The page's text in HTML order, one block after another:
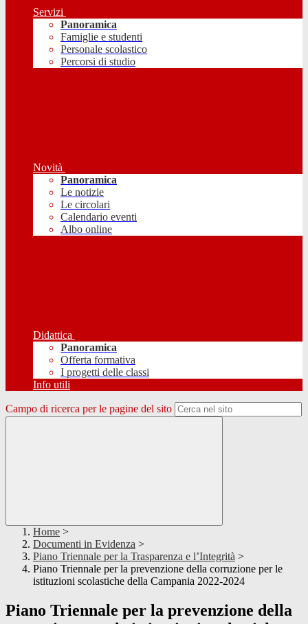
Servizi
Panoramica
Famiglie e studenti
Personale scolastico
Percorsi di studio
Novità
Panoramica
Le notizie
Le circolari
Calendario eventi
Albo online
Didattica
Panoramica
Offerta formativa
I progetti delle classi
Info utili
Campo di ricerca per le pagine del sito
Home >
Documenti in Evidenza >
Piano Triennale per la Trasparenza e l’Integrità >
Piano Triennale per la prevenzione della corruzione per le
istituzioni scolastiche della Campania 2022-2024
Piano Triennale per la prevenzione della